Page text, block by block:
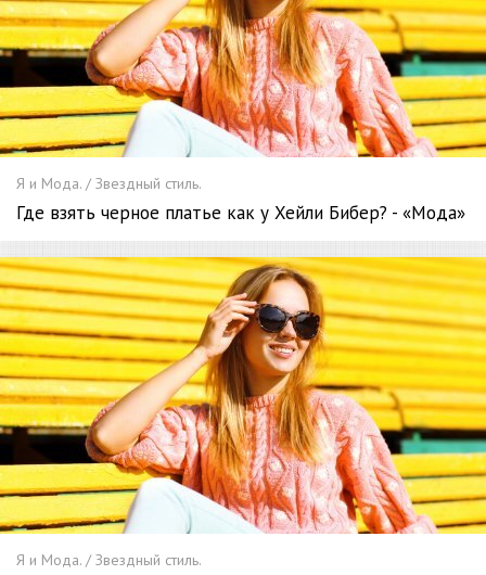
Я и Мода. / Звездный стиль.
Где взять черное платье как у Хейли Бибер? - «Мода»
Я и Мода. / Звездный стиль.